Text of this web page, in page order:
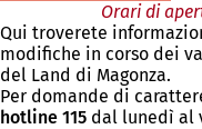
Orari di
Qui troverete
modifiche in corso dei
del Land di Magonza.
Per domande di
hotline 115 dal lunedì al